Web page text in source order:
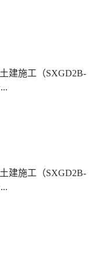
建施工（SXGD2B-
建施工（SXGD2B-